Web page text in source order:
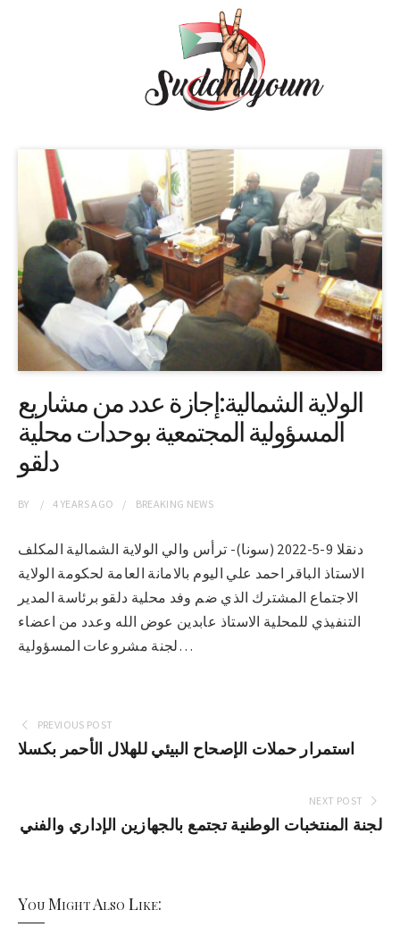
الولاية الشمالية:إجازة عدد من مشاريع
المسؤولية المجتمعية بوحدات محلية
دلقو
BY 4 YEARSAGO BREAKING NEWS
دنقلا 9-5-2022 (سونا)- ترأس والي الولاية الشمالية المكلف
الاستاذ الباقر احمد علي اليوم بالامانة العامة لحكومة الولاية
الاجتماع المشترك الذي ضم وفد محلية دلقو برئاسة المدير
التنفيذي للمحلية الاستاذ عابدين عوض الله وعدد من اعضاء
لجنة مشروعات المسؤولية…
PREVIOUS POST
استمرار حملات الإصحاح البيئي للهلال الأحمر بكسلا
NEXT POST
لجنة المنتخبات الوطنية تجتمع بالجهازين الإداري والفني
You Might Also Like: